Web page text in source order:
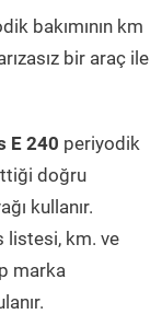
bakımının km
bir araç ile
E 240 periyodik
doğru
kullanır.
listesi, km. ve
marka